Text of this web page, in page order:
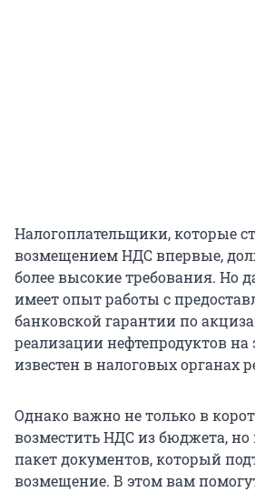
Налогоплательщики, которые
возмещением НДС впервые,
более высокие требования. Но
имеет опыт работы с
банковской гарантии по
реализации нефтепродуктов на
известен в налоговых органах
Однако важно не только в
возместить НДС из бюджета, но
пакет документов, который
возмещение. В этом вам